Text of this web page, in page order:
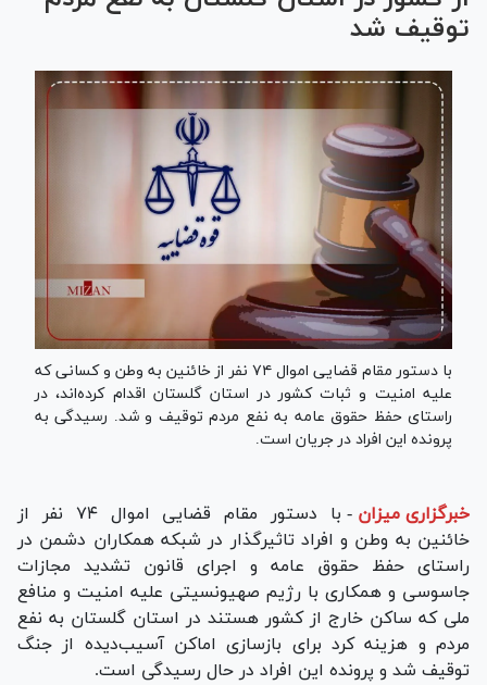
توقیف شد
با دستور مقام قضایی اموال ۷۴ نفر از خائنین به وطن و کسانی که
علیه امنیت و ثبات کشور در استان گلستان اقدام کرده‌اند، در
راستای حفظ حقوق عامه به نفع مردم توقیف و شد. رسیدگی به
پرونده این افراد در جریان است.
خبرگزاری میزان -
با دستور مقام قضایی اموال ۷۴ نفر از
خائنین به وطن و افراد تاثیرگذار در شبکه همکاران دشمن در
راستای حفظ حقوق عامه و اجرای قانون تشدید مجازات
جاسوسی و همکاری با رژیم صهیونسیتی علیه امنیت و منافع
ملی که ساکن خارج از کشور هستند در استان گلستان به نفع
مردم و هزینه کرد برای بازسازی اماکن آسیب‌دیده از جنگ
توقیف شد و پرونده این افراد در حال رسیدگی است.